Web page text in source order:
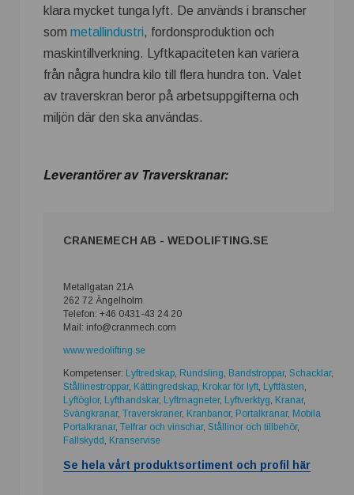
klara mycket tunga lyft. De används i branscher
som metallindustri, fordonsproduktion och
maskintillverkning. Lyftkapaciteten kan variera
från några hundra kilo till flera hundra ton. Valet
av traverskran beror på arbetsuppgifterna och
miljön där den ska användas.
Leverantörer av Traverskranar:
CRANEMECH AB - WEDOLIFTING.SE
Metallgatan 21A
262 72 Ängelholm
Telefon: +46 0431-43 24 20
Mail: info@cranmech.com
www.wedolifting.se
Kompetenser: Lyftredskap Rundsling Bandstroppar, Schacklar,
Stållinestroppar, Kättingredskap Krokar för lyft Lyftfästen
Lyftöglor, Lyfthandskar, Lyftmagneter, Lyftverktyg Kranar,
Svängkranar, Traverskraner, Kranbanor, Portalkranar, Mobila
Portalkranar, Telfrar och vinschar, Stållinor och tillbehör,
Fallskydd Kranservise
Se hela vårt produktsortiment och profil här